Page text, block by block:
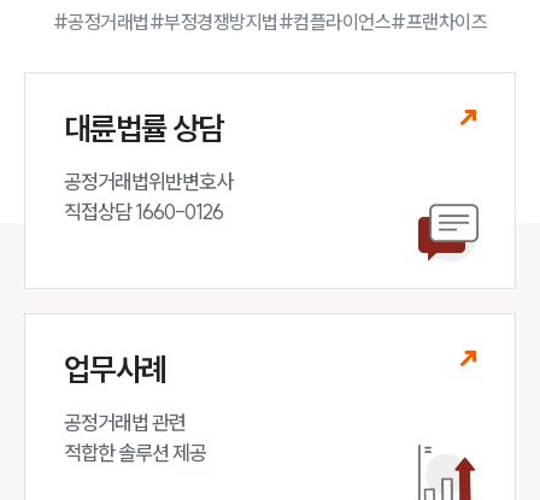
#공정거래법#부정경쟁방지법#컴플라이언스#프랜차이즈
대륜법률 상담
공정거래법위반변호사
직접상담 1660-0126
업무사례
공정거래법 관련
적합한 솔루션 제공